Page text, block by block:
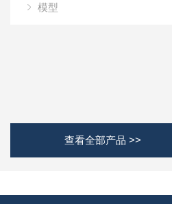
模型
查看全部产品 >>